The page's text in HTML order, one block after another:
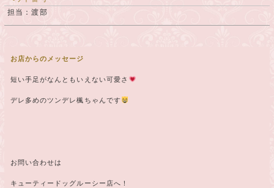
担当：渡部
お店からのメッセージ
短い手足がなんともいえない可愛さ
デレ多めのツンデレ楓ちゃんです
お問い合わせは
キューティードッグルーシー店へ！